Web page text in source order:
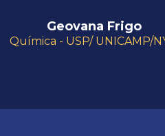
Geovana Frigo
Química - USP/ UNICAMP/